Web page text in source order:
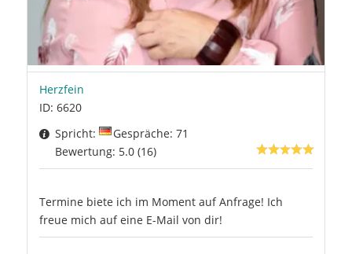
Herzfein
ID: 6620
Spricht:
Gespräche: 71
Bewertung: 5.0 (16)
Termine biete ich im Moment auf Anfrage! Ich
freue mich auf eine E-Mail von dir!